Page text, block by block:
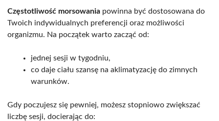
Częstotliwość morsowania powinna być dostosowana do
Twoich indywidualnych preferencji oraz możliwości
organizmu. Na początek warto zacząć od:
jednej sesji w tygodniu,
co daje ciału szansę na aklimatyzację do zimnych
warunków.
Gdy poczujesz się pewniej, możesz stopniowo zwiększać
liczbę sesji, docierając do: